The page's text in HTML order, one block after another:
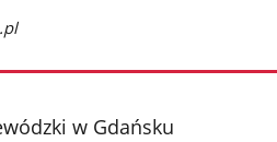
w Gdańsku